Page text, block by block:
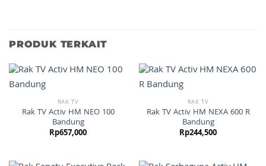
PRODUK TERKAIT
RAK TV
Rak TV Activ HM NEO 100
Bandung
Rp657,000
RAK TV
Rak TV Activ HM NEXA 600 R
Bandung
Rp244,500